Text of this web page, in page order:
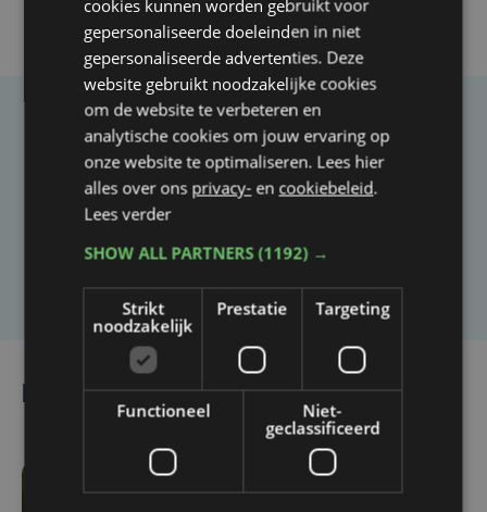
Taalfout opgemerkt?
Heb je een taal- of schrijffout opgemerkt in dit
artikel?
Lees ook
4 uur geleden
cookies kunnen worden gebruikt voor
gepersonaliseerde doeleinden in niet
gepersonaliseerde advertenties. Deze
website gebruikt noodzakelijke cookies
om de website te verbeteren en
analytische cookies om jouw ervaring op
onze website te optimaliseren. Lees hier
alles over ons privacy- en cookiebeleid.
Lees verder
SHOW ALL PARTNERS(1192) →
Strikt
noodzakelijk
Prestatie Targeting
Functioneel
Niet-
geclassificeerd